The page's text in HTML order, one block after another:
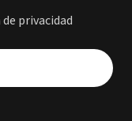
privacidad